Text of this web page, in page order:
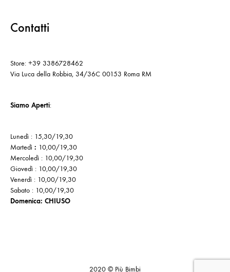
Contatti
Store: +39 3386728462
Via Luca della Robbia, 34/36C 00153 Roma RM
Siamo Aperti:
Lunedì : 15,30/19,30
Martedì : 10,00/19,30
Mercoledì : 10,00/19,30
Giovedì : 10,00/19,30
Venerdì : 10,00/19,30
Sabato : 10,00/19,30
Domenica: CHIUSO
2020 © Più Bimbi
Policydi
Policy